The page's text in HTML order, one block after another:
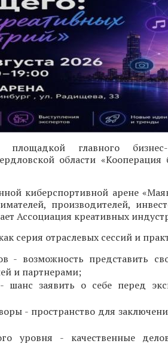
площадкой главного
области
киберспортивной арене
производителей,
Ассоциация креативных
серия отраслевых сессий и
- возможность представить
и партнерами;
шанс заявить о себе перед
- пространство для
уровня - качественные